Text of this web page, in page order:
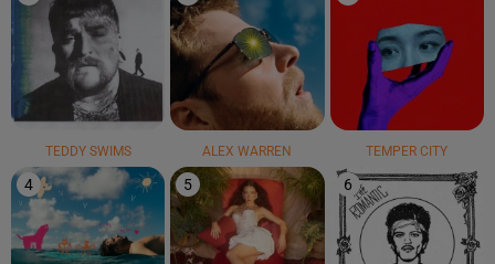
TEDDY SWIMS ALEX WARREN TEMPER CITY
4 5 6